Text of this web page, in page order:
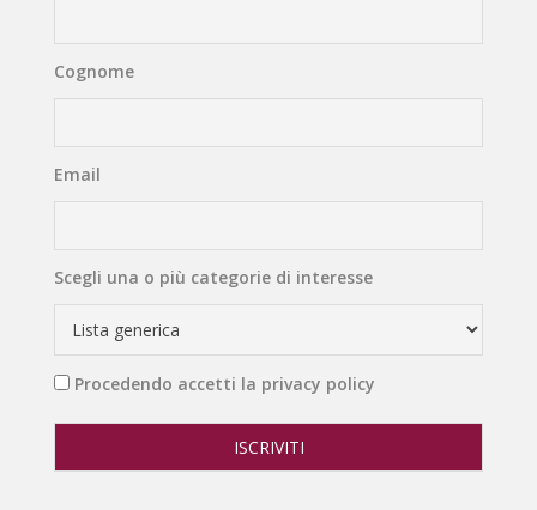
Cognome
Email
Scegli una o più categorie di interesse
Procedendo accetti la privacy policy